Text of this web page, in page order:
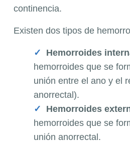
continencia.
Existen dos tipos de
Hemorroides
hemorroides que se
unión entre el ano y el
anorrectal).
Hemorroides
hemorroides que se
unión anorrectal.